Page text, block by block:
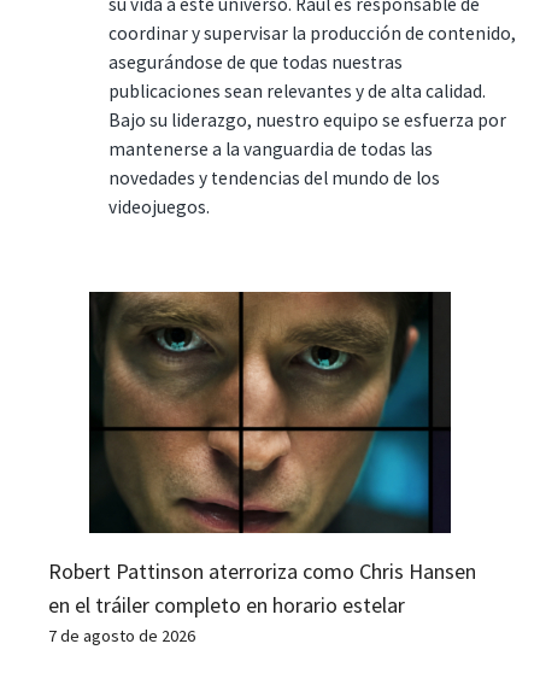
su vida a este universo. Raúl es responsable de
coordinar y supervisar la producción de contenido,
asegurándose de que todas nuestras
publicaciones sean relevantes y de alta calidad.
Bajo su liderazgo, nuestro equipo se esfuerza por
mantenerse a la vanguardia de todas las
novedades y tendencias del mundo de los
videojuegos.
Robert Pattinson aterroriza como Chris Hansen
en el tráiler completo en horario estelar
7 de agosto de 2026